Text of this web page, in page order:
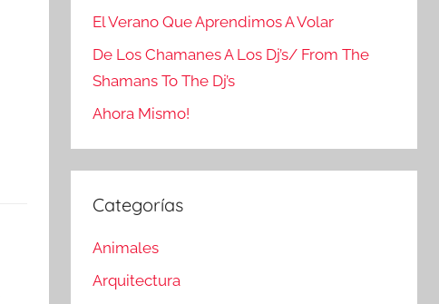
El Verano Que Aprendimos A Volar
De Los Chamanes A Los Dj’s/ From The
Shamans To The Dj’s
Ahora Mismo!
Categorías
Animales
Arquitectura